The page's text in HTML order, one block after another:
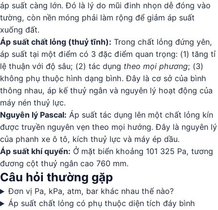
áp suất càng lớn. Đó là lý do mũi đinh nhọn dễ đóng vào
tường, còn nền móng phải làm rộng để giảm áp suất
xuống đất.
Áp suất chất lỏng (thuỷ tĩnh): Trong chất lỏng đứng yên,
áp suất tại một điểm có 3 đặc điểm quan trọng: (1) tăng tỉ
lệ thuận với độ sâu; (2) tác dụng theo mọi phương; (3)
không phụ thuộc hình dạng bình. Đây là cơ sở của bình
thông nhau, áp kế thuỷ ngân và nguyên lý hoạt động của
máy nén thuỷ lực.
Nguyên lý Pascal: Áp suất tác dụng lên một chất lỏng kín
được truyền nguyên vẹn theo mọi hướng. Đây là nguyên lý
của phanh xe ô tô, kích thuỷ lực và máy ép dầu.
Áp suất khí quyển: Ở mặt biển khoảng 101 325 Pa, tương
đương cột thuỷ ngân cao 760 mm.
Câu hỏi thường gặp
Đơn vị Pa, kPa, atm, bar khác nhau thế nào?
Áp suất chất lỏng có phụ thuộc diện tích đáy bình